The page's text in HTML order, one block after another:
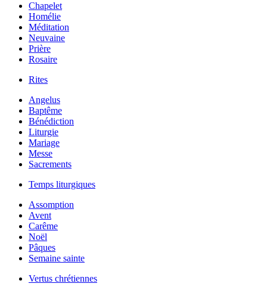
Chapelet
Homélie
Méditation
Neuvaine
Prière
Rosaire
Rites
Angelus
Baptême
Bénédiction
Liturgie
Mariage
Messe
Sacrements
Temps liturgiques
Assomption
Avent
Carême
Noël
Pâques
Semaine sainte
Vertus chrétiennes